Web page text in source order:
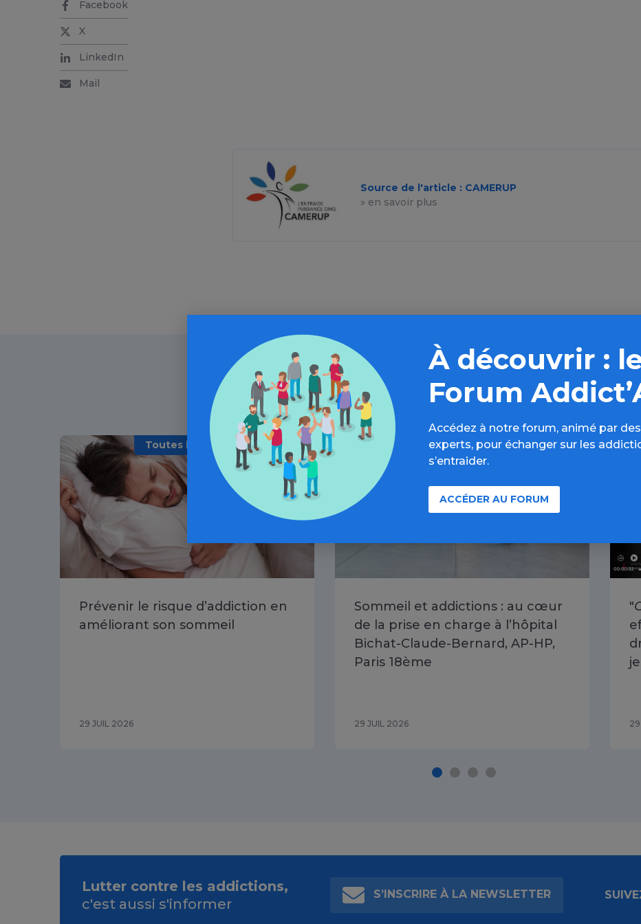
Facebook
X
LinkedIn
Mail
Source de l'article : CAMERUP
» en savoir plus
À lire aussi
Toutes les addictions / Article
Prévenir le risque d’addiction en
améliorant son sommeil
29 JUIL 2026
Toutes les addictions / Article
Sommeil et addictions : au cœur
de la prise en charge à l’hôpital
Bichat-Claude-Bernard, AP-HP,
Paris 18ème
29 JUIL 2026
"
À découvrir :
Forum
Accédez à notre forum, animé par
experts, pour échanger sur les
s’entraider.
ACCÉDER AU FORUM
Lutter contre les addictions,
c'est aussi s'informer
S’INSCRIRE À LA NEWSLETTER